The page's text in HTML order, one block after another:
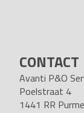
CONTACT
Avanti P&O
Poelstraat 4
1441 RR